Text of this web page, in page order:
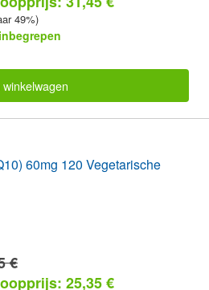
49%)
winkelwagen
60mg 120 Vegetarische
€
25,35 €